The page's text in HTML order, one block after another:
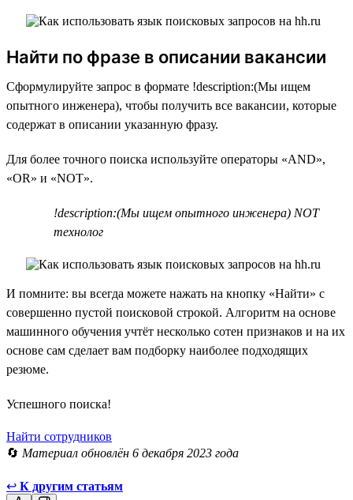
Найти по фразе в описании вакансии
Сформулируйте запрос в формате !description:(Мы ищем
опытного инженера), чтобы получить все вакансии, которые
содержат в описании указанную фразу.
Для более точного поиска используйте операторы «AND»,
«OR» и «NOT».
!description:(Мы ищем опытного инженера) NOT
технолог
И помните: вы всегда можете нажать на кнопку «Найти» с
совершенно пустой поисковой строкой. Алгоритм на основе
машинного обучения учтёт несколько сотен признаков и на их
основе сам сделает вам подборку наиболее подходящих
резюме.
Успешного поиска!
Найти сотрудников
🔄 Материал обновлён 6 декабря 2023 года
↩ К другим статьям